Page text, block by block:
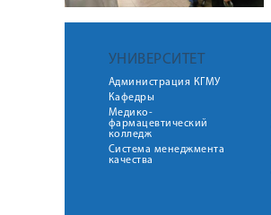
УНИВЕРСИТЕТ
Администрация КГМУ
Кафедры
Медико-
фармацевтический
колледж
Система менеджмента
качества